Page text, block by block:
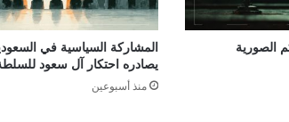
الصورية
المشاركة السياسية في
يصادره احتكار آل سعود
منذ أسبوعين